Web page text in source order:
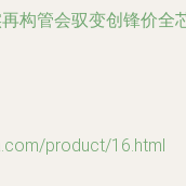
构管会驭变创锋价全
product/16.html